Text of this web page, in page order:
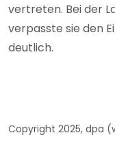
vertreten. Bei der
verpasste sie den
deutlich.
Copyright 2025, dpa